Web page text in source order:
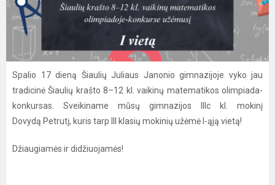
Spalio 17 dieną Šiaulių Juliaus Janonio gimnazijoje vyko jau
tradicinė Šiaulių krašto 8–12 kl. vaikinų matematikos olimpiada-
konkursas. Sveikiname mūsų gimnazijos IIIc kl. mokinį
Dovydą Petrutį, kuris tarp III klasių mokinių užėmė I-ąją vietą!
Džiaugiamės ir didžiuojamės!